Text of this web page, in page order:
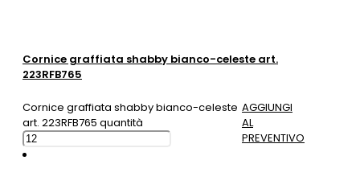
Cornice graffiata shabby bianco-celeste art.
223RFB765
Cornice graffiata shabby bianco-celeste
art. 223RFB765 quantità
AGGIUNGI
AL
PREVENTIVO